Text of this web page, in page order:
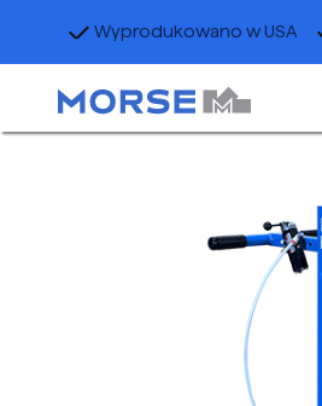
Wyprodukowano w USA